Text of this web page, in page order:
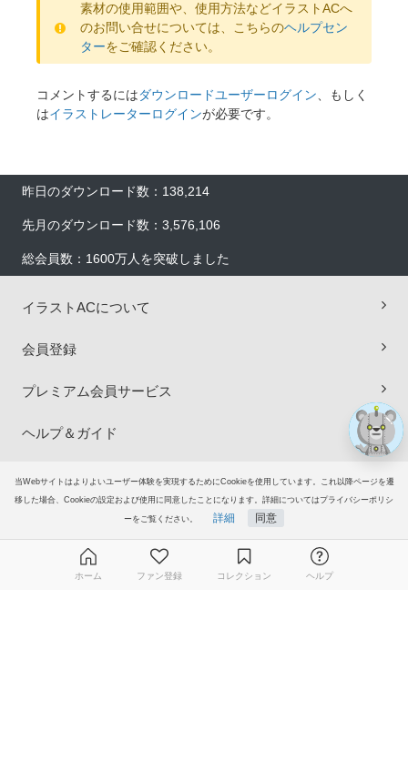
当Webサイトはよりよいユーザー体験を実現するためにCookieを使用しています。これ以降ページを遷
移した場合、Cookieの設定および使用に同意したことになります。詳細についてはプライバシーポリシ
ーをご覧ください。 詳細 同意
素材の使用範囲や、使用方法などイラストACへ
のお問い合せについては、こちらのヘルプセン
ターをご確認ください。
コメントするにはダウンロードユーザーログイン、もしく
はイラストレーターログインが必要です。
昨日のダウンロード数：138,214
先月のダウンロード数：3,576,106
総会員数：1600万人を突破しました
イラストACについて
会員登録
プレミアム会員サービス
ヘルプ＆ガイド
グループサイト
ご意見・ご要望
© 2006-2026 イラストAC
ホーム ファン登録 コレクション ヘルプ